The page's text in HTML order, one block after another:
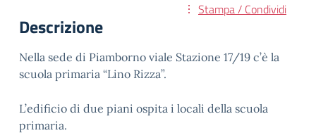
Stampa / Condividi
Descrizione
Nella sede di Piamborno viale Stazione 17/19 c’è la
scuola primaria “Lino Rizza”.
L’edificio di due piani ospita i locali della scuola
primaria.